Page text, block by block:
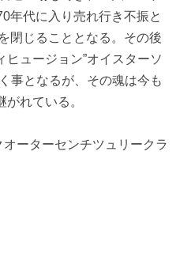
年代に入り売れ行き不振と
閉じることとなる。その後
ュージョン”オイスターソ
事となるが、その魂は今も
れている。
ーターセンチツュリークラ